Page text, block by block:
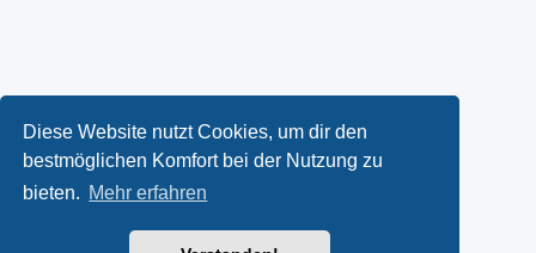
Diese Website nutzt Cookies, um dir den
bestmöglichen Komfort bei der Nutzung zu
bieten. Mehr erfahren